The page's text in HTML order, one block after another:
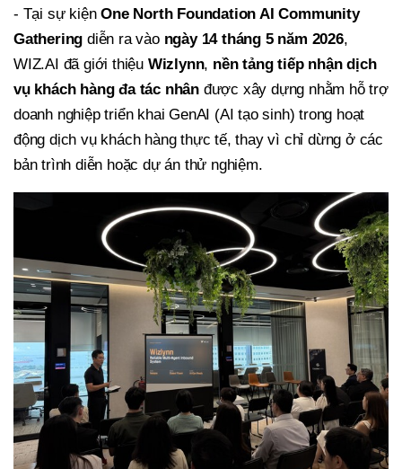
- Tại sự kiệnOne North Foundation AI Community
Gathering diễn ra vào ngày 14 tháng 5 năm 2026,
WIZ.AI đã giới thiệu Wizlynn, nền tảng tiếp nhận dịch
vụ khách hàng đa tác nhân được xây dựng nhằm hỗ trợ
doanh nghiệp triển khai GenAI (AI tạo sinh) trong hoạt
động dịch vụ khách hàng thực tế, thay vì chỉ dừng ở các
bản trình diễn hoặc dự án thử nghiệm.